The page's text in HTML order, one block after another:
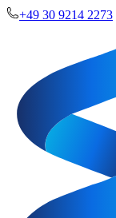
+49 30 9214 2273